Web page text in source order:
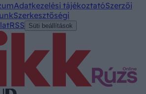
Adatkezelési tájékoztatóSzerzői
Szerkesztőségi
RSS Süti beállítások